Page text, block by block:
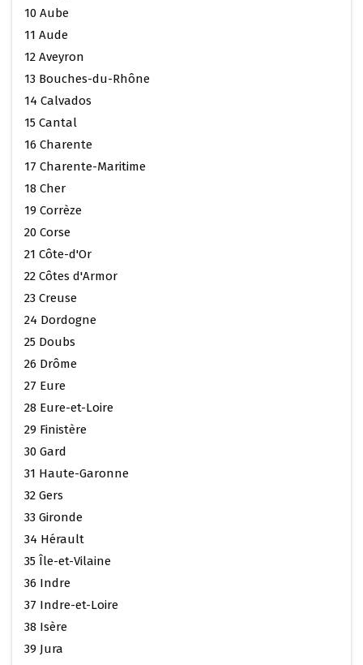
10 Aube
11 Aude
12 Aveyron
13 Bouches-du-Rhône
14 Calvados
15 Cantal
16 Charente
17 Charente-Maritime
18 Cher
19 Corrèze
20 Corse
21 Côte-d'Or
22 Côtes d'Armor
23 Creuse
24 Dordogne
25 Doubs
26 Drôme
27 Eure
28 Eure-et-Loire
29 Finistère
30 Gard
31 Haute-Garonne
32 Gers
33 Gironde
34 Hérault
35 Île-et-Vilaine
36 Indre
37 Indre-et-Loire
38 Isère
39 Jura